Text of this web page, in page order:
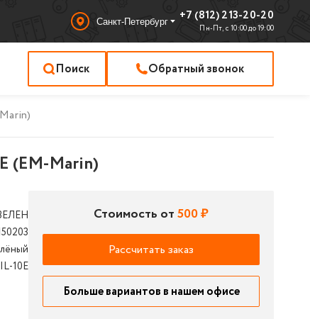
Санкт-Петербург +7 (812) 213-20-20
Пн-Пт, с 10:00 до 19:00
Поиск Обратный звонок
(EM-Marin)
IL-10E
Стоимость от500 ₽
Рассчитать заказ
Больше вариантов в нашем офисе